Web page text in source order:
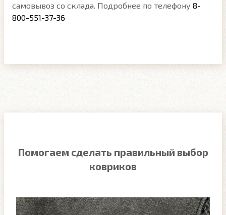
самовывоз со склада. Подробнее по телефону 8-
800-551-37-36
Помогаем сделать правильный выбор
ковриков